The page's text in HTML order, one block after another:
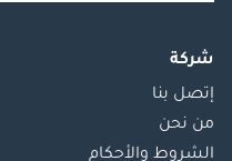
شركة
إتصل بنا
من نحن
الشروط والأحكام